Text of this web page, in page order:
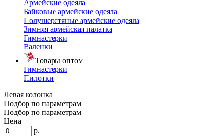
Армейские одеяла
Байковые армейские одеяла
Полушерстяные армейские одеяла
Зимняя армейская палатка
Гимнастерки
Валенки
Товары оптом
Гимнастерки
Пилотки
Левая колонка
Подбор по параметрам
Подбор по параметрам
Цена
р.